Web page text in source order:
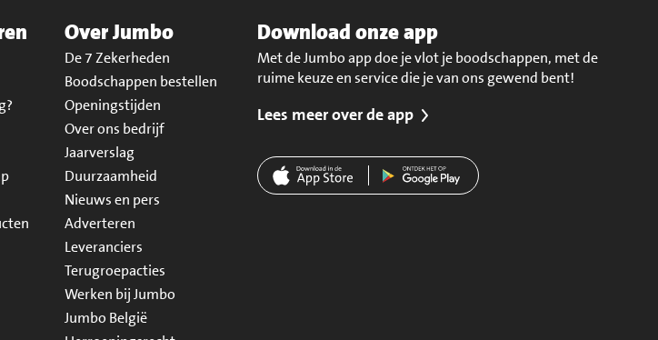
Over Jumbo
De 7 Zekerheden
Boodschappen bestellen
Openingstijden
Over ons bedrijf
Jaarverslag
Duurzaamheid
Nieuws en pers
Adverteren
Leveranciers
Terugroepacties
Werken bij Jumbo
Jumbo België
Download onze app
Met de Jumbo app doe je vlot je boodschappen, met de
ruime keuze en service die je van ons gewend bent!
Lees meer over de app